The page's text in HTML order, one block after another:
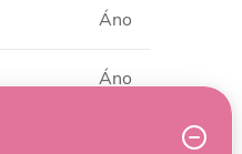
Áno
Áno